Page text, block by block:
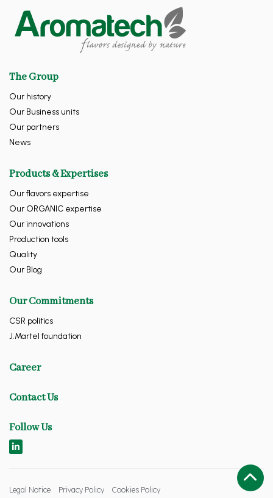
The Group
Our history
Our Business units
Our partners
News
Products & Expertises
Our flavors expertise
Our ORGANIC expertise
Our innovations
Production tools
Quality
Our Blog
Our Commitments
CSR politics
J.Martel foundation
Career
Contact Us
Follow Us
Legal Notice Privacy Policy Cookies Policy